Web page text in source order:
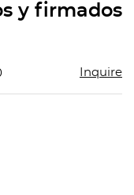
y firmados
Inquire